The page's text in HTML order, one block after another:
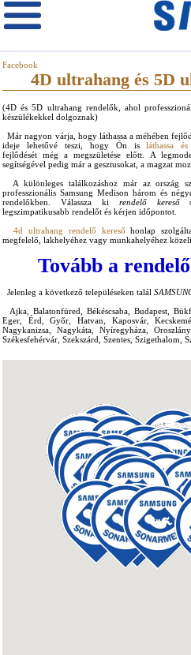
Facebook
4D ultrahang és 5D
(4D és 5D ultrahang rendelők, ahol
készülékekkel dolgoznak)
Már nagyon várja, hogy láthassa a méhében
ideje lehetővé teszi, hogy Ön isláthassa
fejlődését még a megszületése előtt. A
segítségével pedig már a gesztusokat, a magzat
A különleges találkozáshoz már az ország
professzionális Samsung Medison három és
rendelőkben. Válassza ki rendelő kereső
legszimpatikusabb rendelőt és kérjen időpontot.
4d ultrahang rendelő kereső honlap
megfelelő, lakhelyéhez vagy munkahelyéhez
Tovább a
Jelenleg a következő településeken talál
Ajka, Balatonfüred, Békéscsaba, Budapest,
Eger, Érd, Győr, Hatvan, Kaposvár,
Nagykanizsa, Nagykáta, Nyíregyháza,
Székesfehérvár, Szekszárd, Szentes, Szigethalom,